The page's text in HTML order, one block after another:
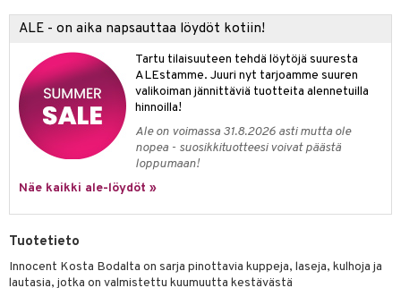
ALE - on aika napsauttaa löydöt kotiin!
Tartu tilaisuuteen tehdä löytöjä suuresta
ALEstamme. Juuri nyt tarjoamme suuren
valikoiman jännittäviä tuotteita alennetuilla
hinnoilla!
Ale on voimassa 31.8.2026 asti mutta ole
nopea - suosikkituotteesi voivat päästä
loppumaan!
Näe kaikki ale-löydöt »
Tuotetieto
Innocent Kosta Bodalta on sarja pinottavia kuppeja, laseja, kulhoja ja
lautasia, jotka on valmistettu kuumuutta kestävästä
säilytys
tekstiilit
& Tyynyliinat
& Peitot
& Koukut
& Korit
& Veistokset
& Lyhdyt
& Korit
tekstiilit
tekstiilit
tekstiilit
hyönteissuoja
& Lyhdyt
& vastauksia